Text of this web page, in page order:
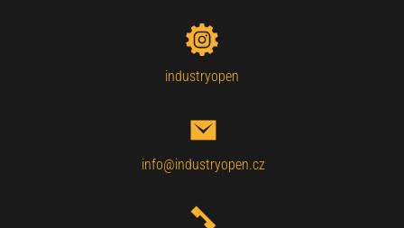
industryopen
info@industryopen.cz